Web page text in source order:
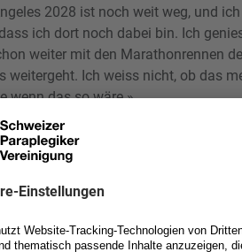
2028 ist noch weit weg, und
ich dort noch dabei bin. Ich
weiter mit den Marathonrennen
weitergeht. Ich weiss nicht, ob das
wenn das so wäre.»
sorgt für einen goldenen
ihrer Favoritenrolle